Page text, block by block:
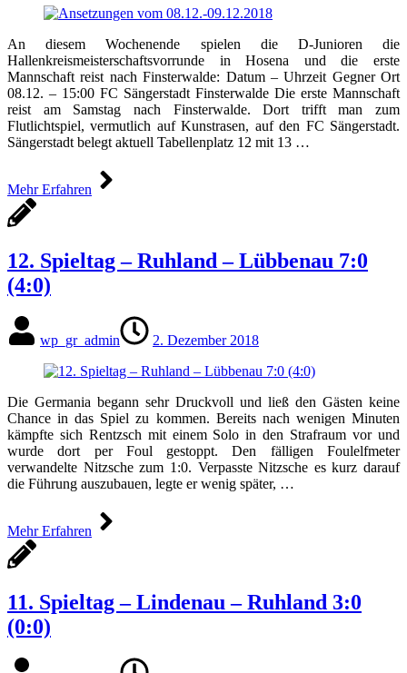
An diesem Wochenende spielen die D-Junioren die
Hallenkreismeisterschaftsvorrunde in Hosena und die erste
Mannschaft reist nach Finsterwalde: Datum – Uhrzeit Gegner Ort
08.12. – 15:00 FC Sängerstadt Finsterwalde Die erste Mannschaft
reist am Samstag nach Finsterwalde. Dort trifft man zum
Flutlichtspiel, vermutlich auf Kunstrasen, auf den FC Sängerstadt.
Sängerstadt belegt aktuell Tabellenplatz 12 mit 13 …
Mehr Erfahren
12. Spieltag – Ruhland – Lübbenau 7:0
(4:0)
wp_gr_admin 2. Dezember 2018
Die Germania begann sehr Druckvoll und ließ den Gästen keine
Chance in das Spiel zu kommen. Bereits nach wenigen Minuten
kämpfte sich Rentzsch mit einem Solo in den Strafraum vor und
wurde dort per Foul gestoppt. Den fälligen Foulelfmeter
verwandelte Nitzsche zum 1:0. Verpasste Nitzsche es kurz darauf
die Führung auszubauen, legte er wenig später, …
Mehr Erfahren
11. Spieltag – Lindenau – Ruhland 3:0
(0:0)